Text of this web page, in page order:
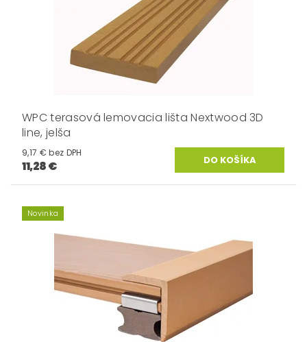
WPC terasová lemovacia lišta Nextwood 3D
line, jelša
9,17 € bez DPH
11,28 €
Novinka